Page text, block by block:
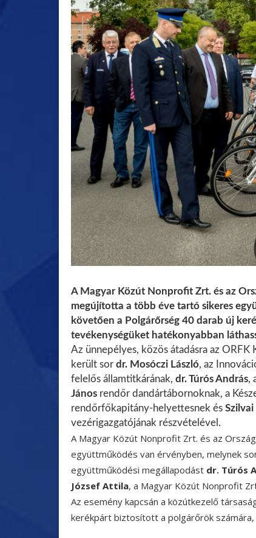
A Magyar Közút Nonprofit Zrt. és az
megújította a több éve tartó sikeres
követően a Polgárőrség 40 darab új
tevékenységüket hatékonyabban
Az ünnepélyes, közös átadásra az
került sor dr. Mosóczi László, az
felelős államtitkárának, dr. Túrós András,
János rendőr dandártábornoknak, a
rendőrfőkapitány-helyettesnek és Szilvai
vezérigazgatójának részvételével.
A Magyar Közút Nonprofit Zrt. és az
együttműködés van érvényben, melynek
együttműködési megállapodást dr. Túrós
József Attila, a Magyar Közút Nonprofit
Az esemény kapcsán a közútkezelő
kerékpárt biztosított a polgárőrök